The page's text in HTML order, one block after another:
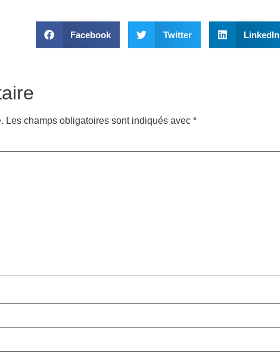
Facebook Twitter LinkedIn
Les champs obligatoires sont indiqués avec *